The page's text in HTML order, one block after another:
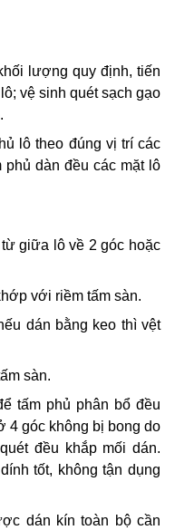
lượng quy định, tiến
vệ sinh quét sạch gạo
lô theo đúng vị trí các
dàn đều các mặt lô
giữa lô về 2 góc hoặc
với riềm tấm sàn.
dán bằng keo thì vệt
sàn.
tấm phủ phân bổ đều
4 góc không bị bong do
đều khắp mối dán.
tốt, không tận dụng
dán kín toàn bộ cần